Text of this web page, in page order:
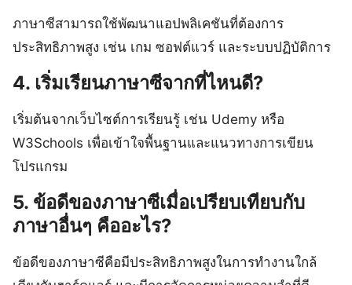
ภาษาซีสามารถใช้พัฒนาแอปพลิเคชันที่ต้องการ
ประสิทธิภาพสูง เช่น เกม ซอฟต์แวร์ และระบบปฏิบัติการ
4. เริ่มเรียนภาษาซีจากที่ไหนดี?
เริ่มต้นจากเว็บไซต์การเรียนรู้ เช่น Udemy หรือ
W3Schools เพื่อเข้าใจพื้นฐานและแนวทางการเขียน
โปรแกรม
5. ข้อดีของภาษาซีเมื่อเปรียบเทียบกับ
ภาษาอื่นๆ คืออะไร?
ข้อดีของภาษาซีคือมีประสิทธิภาพสูงในการทำงานใกล้